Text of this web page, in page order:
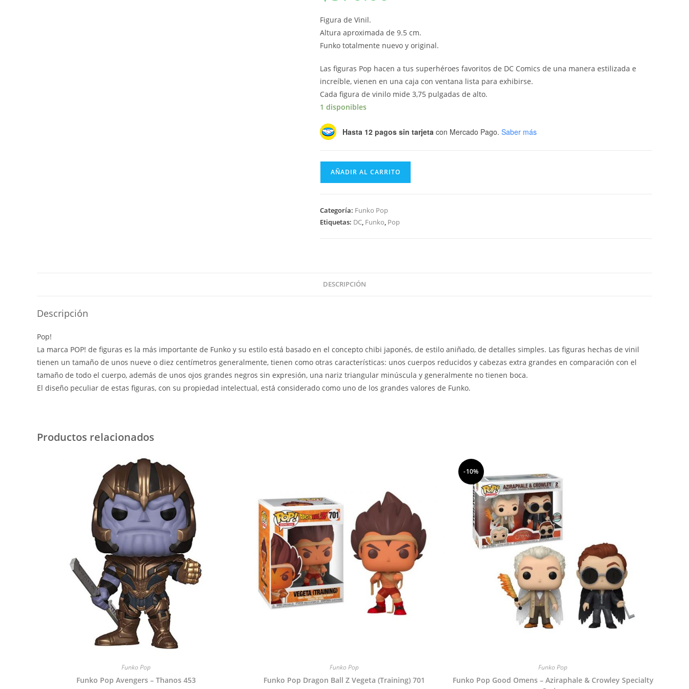
Figura de Vinil.
Altura aproximada de 9.5 cm.
Funko totalmente nuevo y original.
Las figuras Pop hacen a tus superhéroes favoritos de DC Comics de una manera estilizada e
increíble, vienen en una caja con ventana lista para exhibirse.
Cada figura de vinilo mide 3,75 pulgadas de alto.
1 disponibles
Hasta 12 pagos sin tarjeta con Mercado Pago. Saber más
Funko
Shazam!
-
AÑADIR AL CARRITO
Categoría: Funko Pop
Etiquetas: DC, Funko, Pop
DESCRIPCIÓN
Descripción
Pop!
La marca POP! de figuras es la más importante de Funko y su estilo está basado en el concepto chibi japonés, de estilo aniñado, de detalles simples. Las figuras hechas de vinil
tienen un tamaño de unos nueve o diez centímetros generalmente, tienen como otras características: unos cuerpos reducidos y cabezas extra grandes en comparación con el
tamaño de todo el cuerpo, además de unos ojos grandes negros sin expresión, una nariz triangular minúscula y generalmente no tienen boca.
El diseño peculiar de estas figuras, con su propiedad intelectual, está considerado como uno de los grandes valores de Funko.
Productos relacionados
Funko Pop
Funko Pop Avengers – Thanos 453
Funko Pop
Funko Pop Dragon Ball Z Vegeta (Training) 701
-10%
Funko Pop
Funko Pop Good Omens – Aziraphale & Crowley Specialty